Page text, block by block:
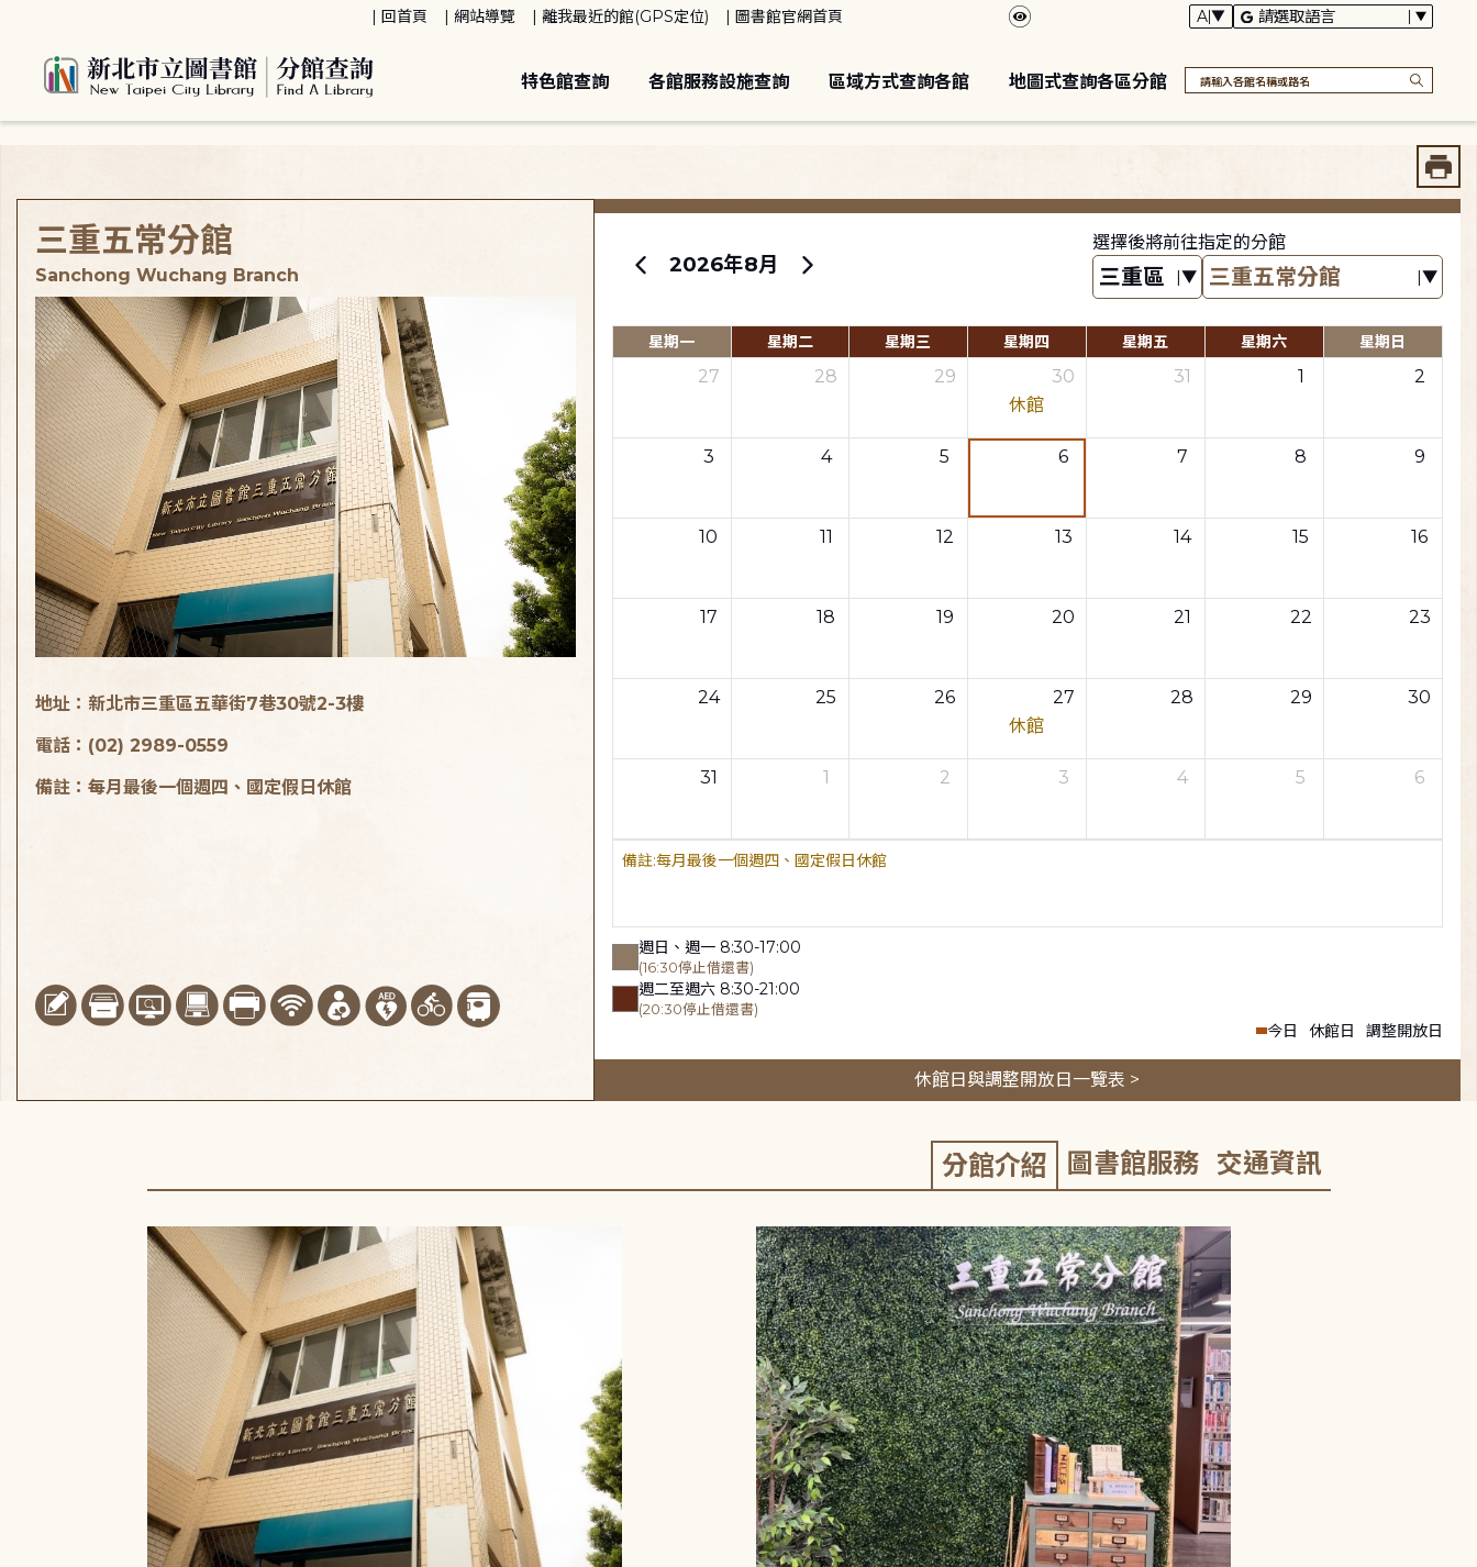
回首頁 網站導覽 離我最近的館(GPS定位) 圖書館官網首頁
特色館查詢 各館服務設施查詢 區域方式查詢各館 地圖式查詢各區分館
2026年8月
選擇後將前往指定的分館
星期一 星期二 星期三 星期四 星期五 星期六 星期日
27 28 29
30
休館
31 1 2
3 4 5 6 7 8 9
10 11 12 13 14 15 16
17 18 19 20 21 22 23
24 25 26
27
休館
28 29 30
31 1 2 3 4 5 6
每月最後一個週四、國定假日休館
週日、週一 8:30-17:00
(16:30停止借還書)
週二至週六 8:30-21:00
(20:30停止借還書)
今日 休館日 調整開放日
休館日與調整開放日一覽表 >
三重五常分館
Sanchong Wuchang Branch
地址：新北市三重區五華街7巷30號2-3樓
電話：(02) 2989-0559
備註：每月最後一個週四、國定假日休館
分館介紹 圖書館服務 交通資訊